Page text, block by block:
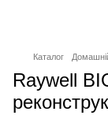
Каталог
Raywell